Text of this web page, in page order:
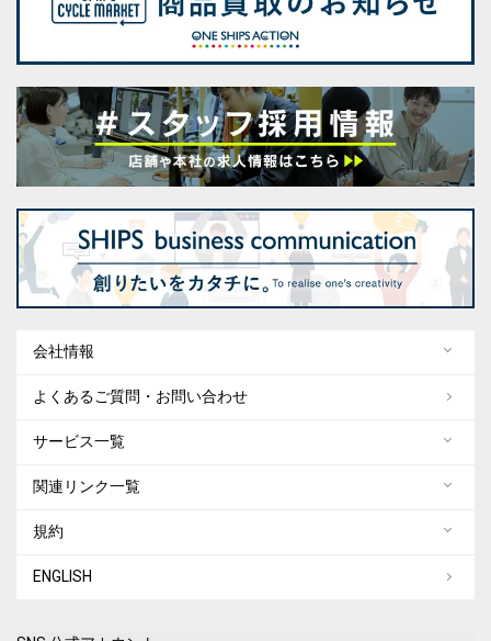
会社情報
よくあるご質問・お問い合わせ
サービス一覧
関連リンク一覧
規約
ENGLISH